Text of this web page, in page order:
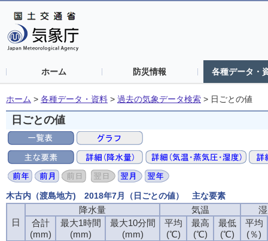
ホーム 防災情報 各種データ・
ホーム > 各種データ・資料 > 過去の気象データ検索 > 日ごとの値
日ごとの値
木古内（渡島地方) 2018年7月（日ごとの値） 主な要素
日
降水量 気温
合計
(mm)
最大1時間
(mm)
最大10分間
(mm)
平均
(℃)
最高
(℃)
最低
(℃)
平均
(％)